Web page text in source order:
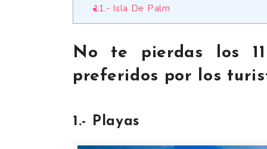
11.- Isla De Palm
No te pierdas los
preferidos por los
1.- Playas